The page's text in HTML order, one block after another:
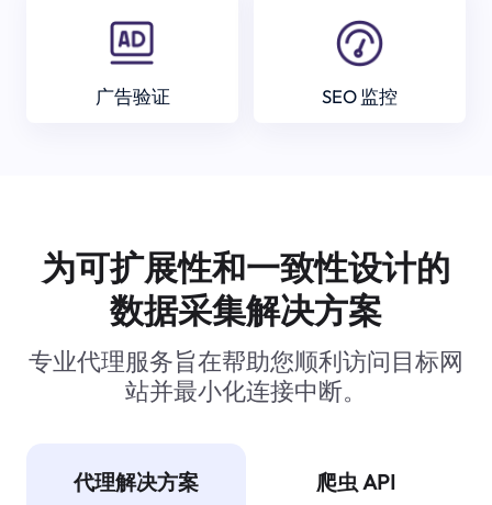
广告验证 SEO 监控
为可扩展性和一致性设计的
数据采集解决方案
专业代理服务旨在帮助您顺利访问目标网
站并最小化连接中断。
代理解决方案 爬虫 API